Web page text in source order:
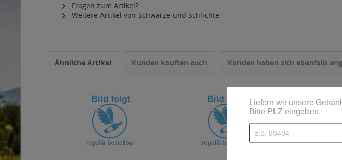
Fragen zum Artikel?
Weitere Artikel von Schwarze und Schlichte
Ähnliche Artikel Kunden kauften auch Kunden haben sich ebenfalls